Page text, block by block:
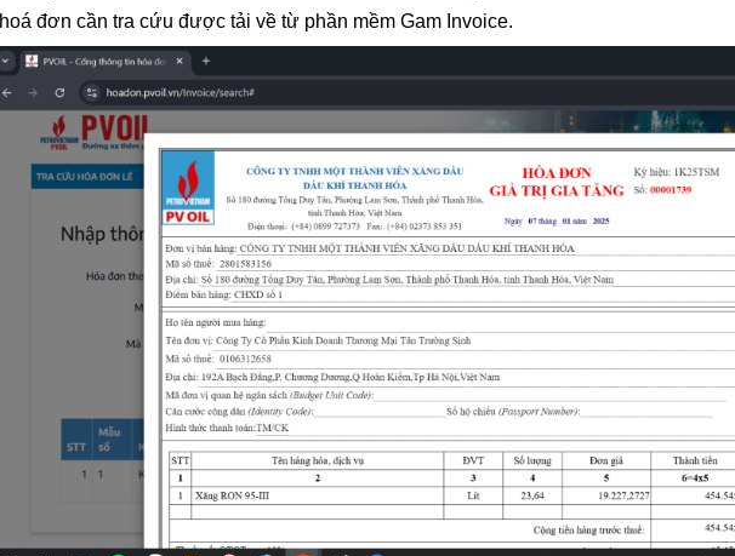
hoá đơn cần tra cứu được tải về từ phần mềm Gam Invoice.